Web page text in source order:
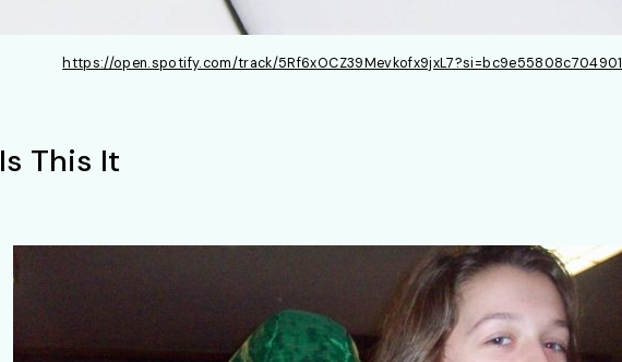
https://open.spotify.com/track/5Rf6xOCZ39Mevkofx9jxL7?si=bc9e55808c704901
Is This It